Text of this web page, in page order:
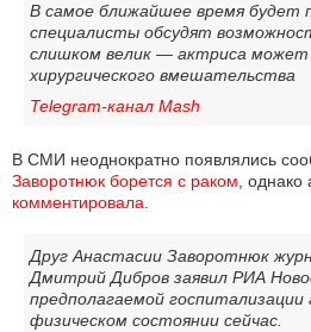
В самое ближайшее время будет
специалисты обсудят
слишком велик — актриса
хирургического вмешательства
Telegram-канал Mash
В СМИ неоднократно появлялись
Заворотнюк борется с раком, однако
комментировала.
Друг Анастасии Заворотнюк
Дмитрий Дибров заявил РИА
предполагаемой
физическом состоянии сейчас.